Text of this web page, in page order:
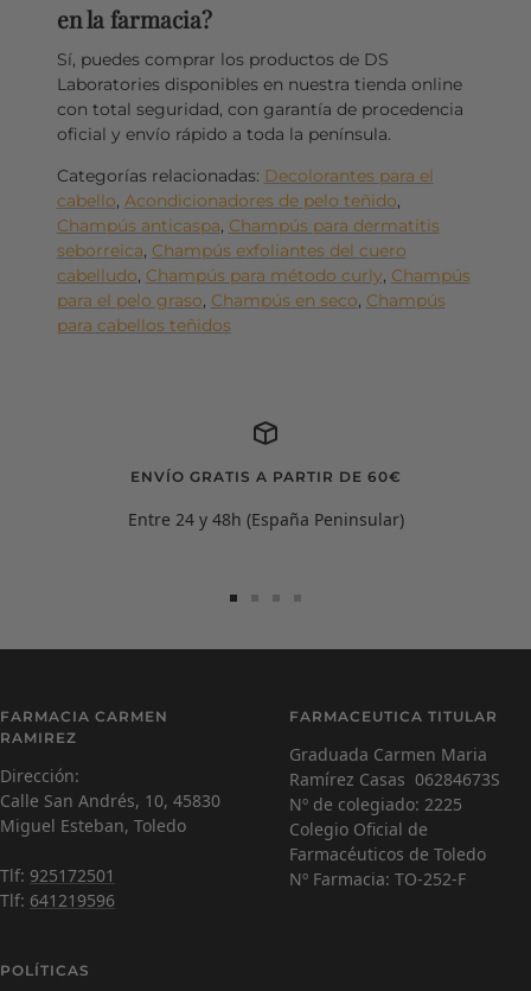
en la farmacia?
Sí, puedes comprar los productos de DS
Laboratories disponibles en nuestra tienda online
con total seguridad, con garantía de procedencia
oficial y envío rápido a toda la península.
Categorías relacionadas: Decolorantes para el
cabello, Acondicionadores de pelo teñido,
Champús anticaspa, Champús para dermatitis
seborreica, Champús exfoliantes del cuero
cabelludo, Champús para método curly, Champús
para el pelo graso, Champús en seco, Champús
para cabellos teñidos
ENVÍO GRATIS A PARTIR DE 60€
Entre 24 y 48h (España Peninsular)
Ir
Ir
Ir
Ir
4
FARMACIA CARMEN
RAMIREZ
Dirección:
Calle San Andrés, 10, 45830
Miguel Esteban, Toledo
Tlf: 925172501
Tlf: 641219596
FARMACEUTICA TITULAR
Graduada Carmen Maria
Ramírez Casas 06284673S
Nº de colegiado: 2225
Colegio Oficial de
Farmacéuticos de Toledo
Nº Farmacia: TO-252-F
POLÍTICAS
C Farmacéutica Virtual - En línea
¡Hola! Soy Carmen 😊, tu farmacéutica virtual.
¿Cómo estás hoy y en qué puedo ayudarte?